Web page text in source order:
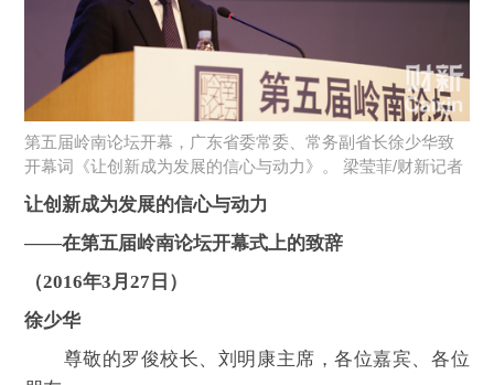
第五届岭南论坛开幕，广东省委常委、常务副省长徐少华致
开幕词《让创新成为发展的信心与动力》。 梁莹菲/财新记者
让创新成为发展的信心与动力
——在第五届岭南论坛开幕式上的致辞
（2016年3月27日）
徐少华
尊敬的罗俊校长、刘明康主席，各位嘉宾、各位